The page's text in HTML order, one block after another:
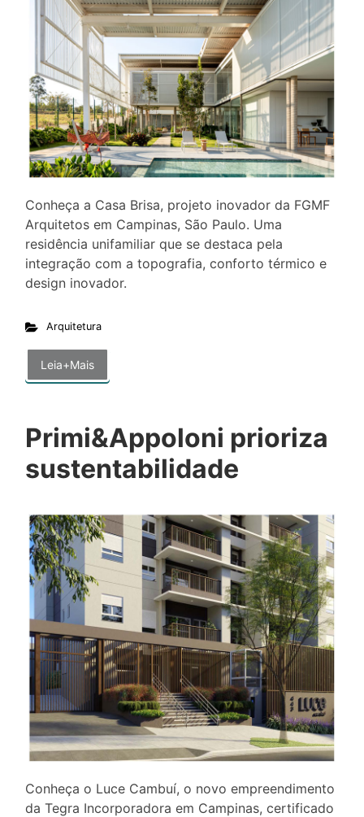
Conheça a Casa Brisa, projeto inovador da FGMF
Arquitetos em Campinas, São Paulo. Uma
residência unifamiliar que se destaca pela
integração com a topografia, conforto térmico e
design inovador.
Arquitetura
Leia+Mais
Primi&Appoloni prioriza
sustentabilidade
Conheça o Luce Cambuí, o novo empreendimento
da Tegra Incorporadora em Campinas, certificado